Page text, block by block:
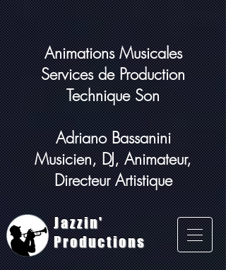
Animations Musicales
Services de Production
Technique Son
Adriano Bassanini
Musicien, DJ, Animateur,
Directeur Artistique
Jazzin'
Productions